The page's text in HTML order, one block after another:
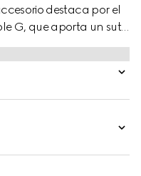
destaca por el
G, que aporta un sutil